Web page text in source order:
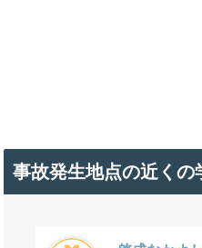
事故発生地点の近くの